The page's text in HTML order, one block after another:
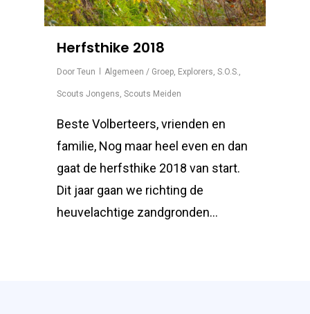
Herfsthike 2018
Door Teun Algemeen / Groep, Explorers, S.O.S.,
Scouts Jongens, Scouts Meiden
Beste Volberteers, vrienden en
familie, Nog maar heel even en dan
gaat de herfsthike 2018 van start.
Dit jaar gaan we richting de
heuvelachtige zandgronden…